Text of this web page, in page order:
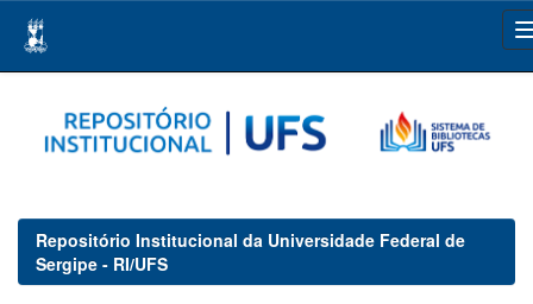
navigation
Repositório Institucional da Universidade Federal de
Sergipe - RI/UFS